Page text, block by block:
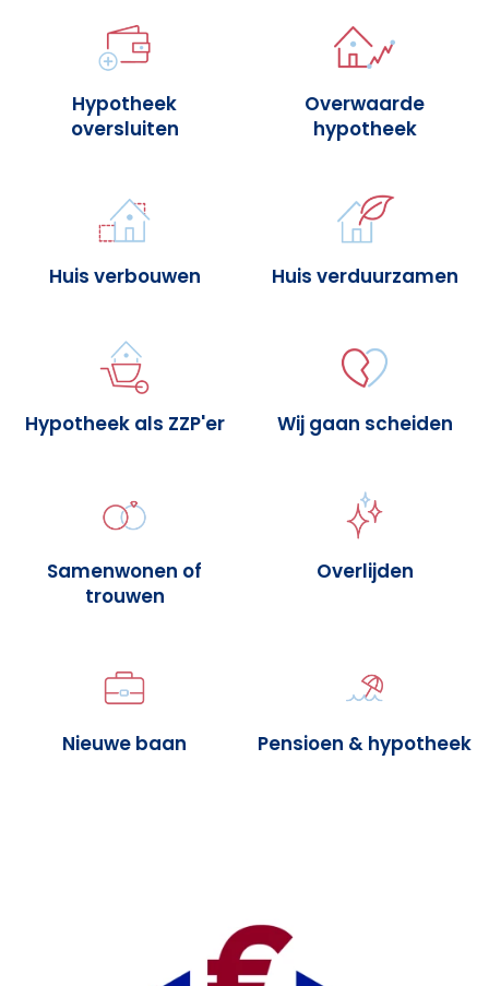
Hypotheek
oversluiten
Overwaarde
hypotheek
Huis verbouwen Huis verduurzamen
Hypotheek als ZZP'er Wij gaan scheiden
Samenwonen of
trouwen
Overlijden
Nieuwe baan Pensioen & hypotheek